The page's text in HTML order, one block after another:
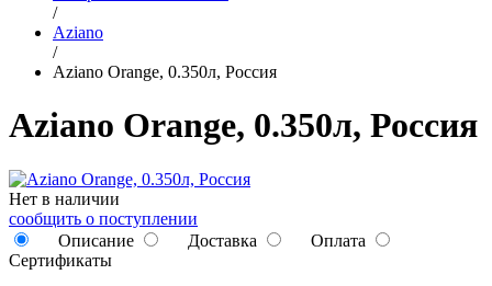
/
Aziano
/
Aziano Orange, 0.350л, Россия
Aziano Orange, 0.350л, Россия
Нет в наличии
сообщить о поступлении
Описание
Доставка
Оплата
Сертификаты